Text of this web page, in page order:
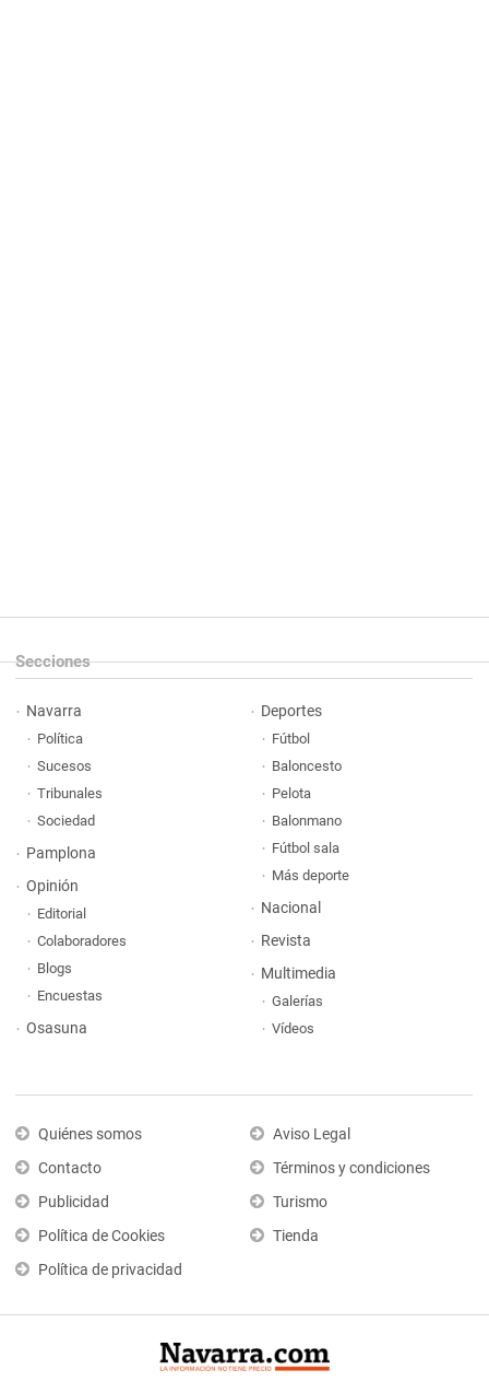
Secciones
Navarra
Política
Sucesos
Tribunales
Sociedad
Pamplona
Opinión
Editorial
Colaboradores
Blogs
Encuestas
Osasuna
Deportes
Fútbol
Baloncesto
Pelota
Balonmano
Fútbol sala
Más deporte
Nacional
Revista
Multimedia
Galerías
Vídeos
Quiénes somos
Contacto
Publicidad
Política de Cookies
Política de privacidad
Aviso Legal
Términos y condiciones
Turismo
Tienda